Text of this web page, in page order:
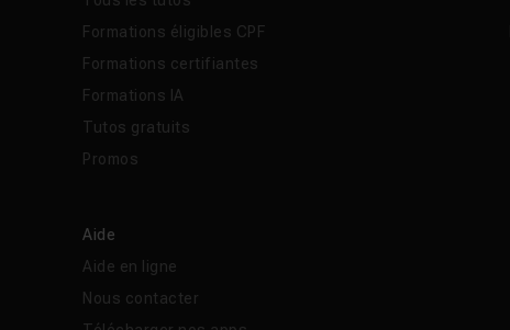
Formations éligibles CPF
Formations certifiantes
Formations IA
Tutos gratuits
Promos
Aide
Aide en ligne
Nous contacter